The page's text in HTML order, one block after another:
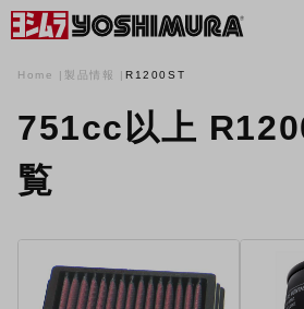
Home 製品情報 R1200ST
751cc以上
覧